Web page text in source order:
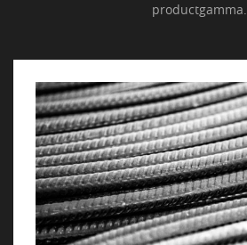
VACATURES
DUURZAAM
CONTACT
productgamma.